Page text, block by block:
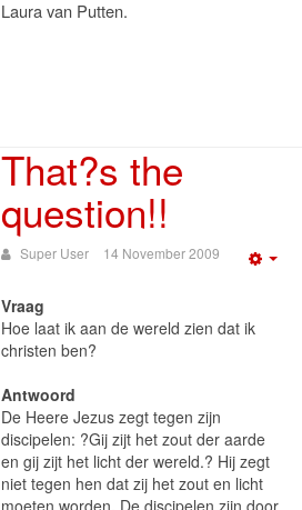
Laura van Putten.
That?s the
question!!
Super User 14 November 2009
Vraag
Hoe laat ik aan de wereld zien dat ik
christen ben?
Antwoord
De Heere Jezus zegt tegen zijn
discipelen: ?Gij zijt het zout der aarde
en gij zijt het licht der wereld.? Hij zegt
niet tegen hen dat zij het zout en licht
moeten worden. De discipelen zijn door